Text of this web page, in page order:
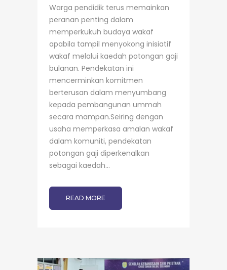
Warga pendidik terus memainkan
peranan penting dalam
memperkukuh budaya wakaf
apabila tampil menyokong inisiatif
wakaf melalui kaedah potongan gaji
bulanan. Pendekatan ini
mencerminkan komitmen
berterusan dalam menyumbang
kepada pembangunan ummah
secara mampan.Seiring dengan
usaha memperkasa amalan wakaf
dalam komuniti, pendekatan
potongan gaji diperkenalkan
sebagai kaedah...
READ MORE